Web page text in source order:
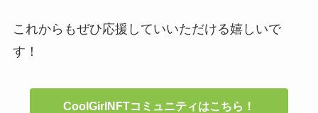
これからもぜひ応援していいただける嬉しいで
す！
CoolGirlNFTコミュニティはこちら！